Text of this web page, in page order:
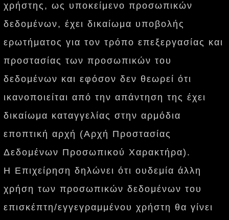
χρήστης, ως υποκείμενο προσωπικών
δεδομένων, έχει δικαίωμα υποβολής
ερωτήματος για τον τρόπο επεξεργασίας και
προστασίας των προσωπικών του
δεδομένων και εφόσον δεν θεωρεί ότι
ικανοποιείται από την απάντηση της έχει
δικαίωμα καταγγελίας στην αρμόδια
εποπτική αρχή (Αρχή Προστασίας
Δεδομένων Προσωπικού Χαρακτήρα).
Η Επιχείρηση δηλώνει ότι ουδεμία άλλη
χρήση των προσωπικών δεδομένων του
επισκέπτη/εγγεγραμμένου χρήστη θα γίνει